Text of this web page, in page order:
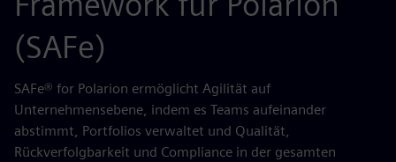
(SAFe)
SAFe® for Polarion ermöglicht Agilität auf
Unternehmensebene, indem es Teams aufeinander
abstimmt, Portfolios verwaltet und Qualität,
Rückverfolgbarkeit und Compliance in der gesamten